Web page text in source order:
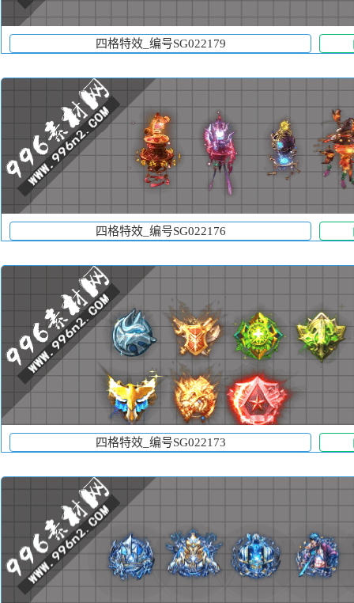
四格特效_编号SG022179
四格特效_编号SG022176
四格特效_编号SG022173